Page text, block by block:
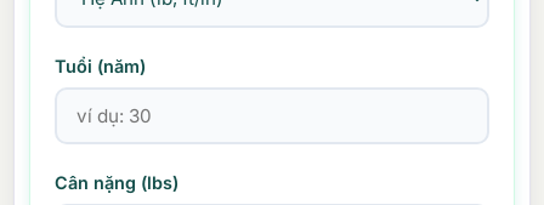
Tuổi (năm)
Cân nặng (lbs)